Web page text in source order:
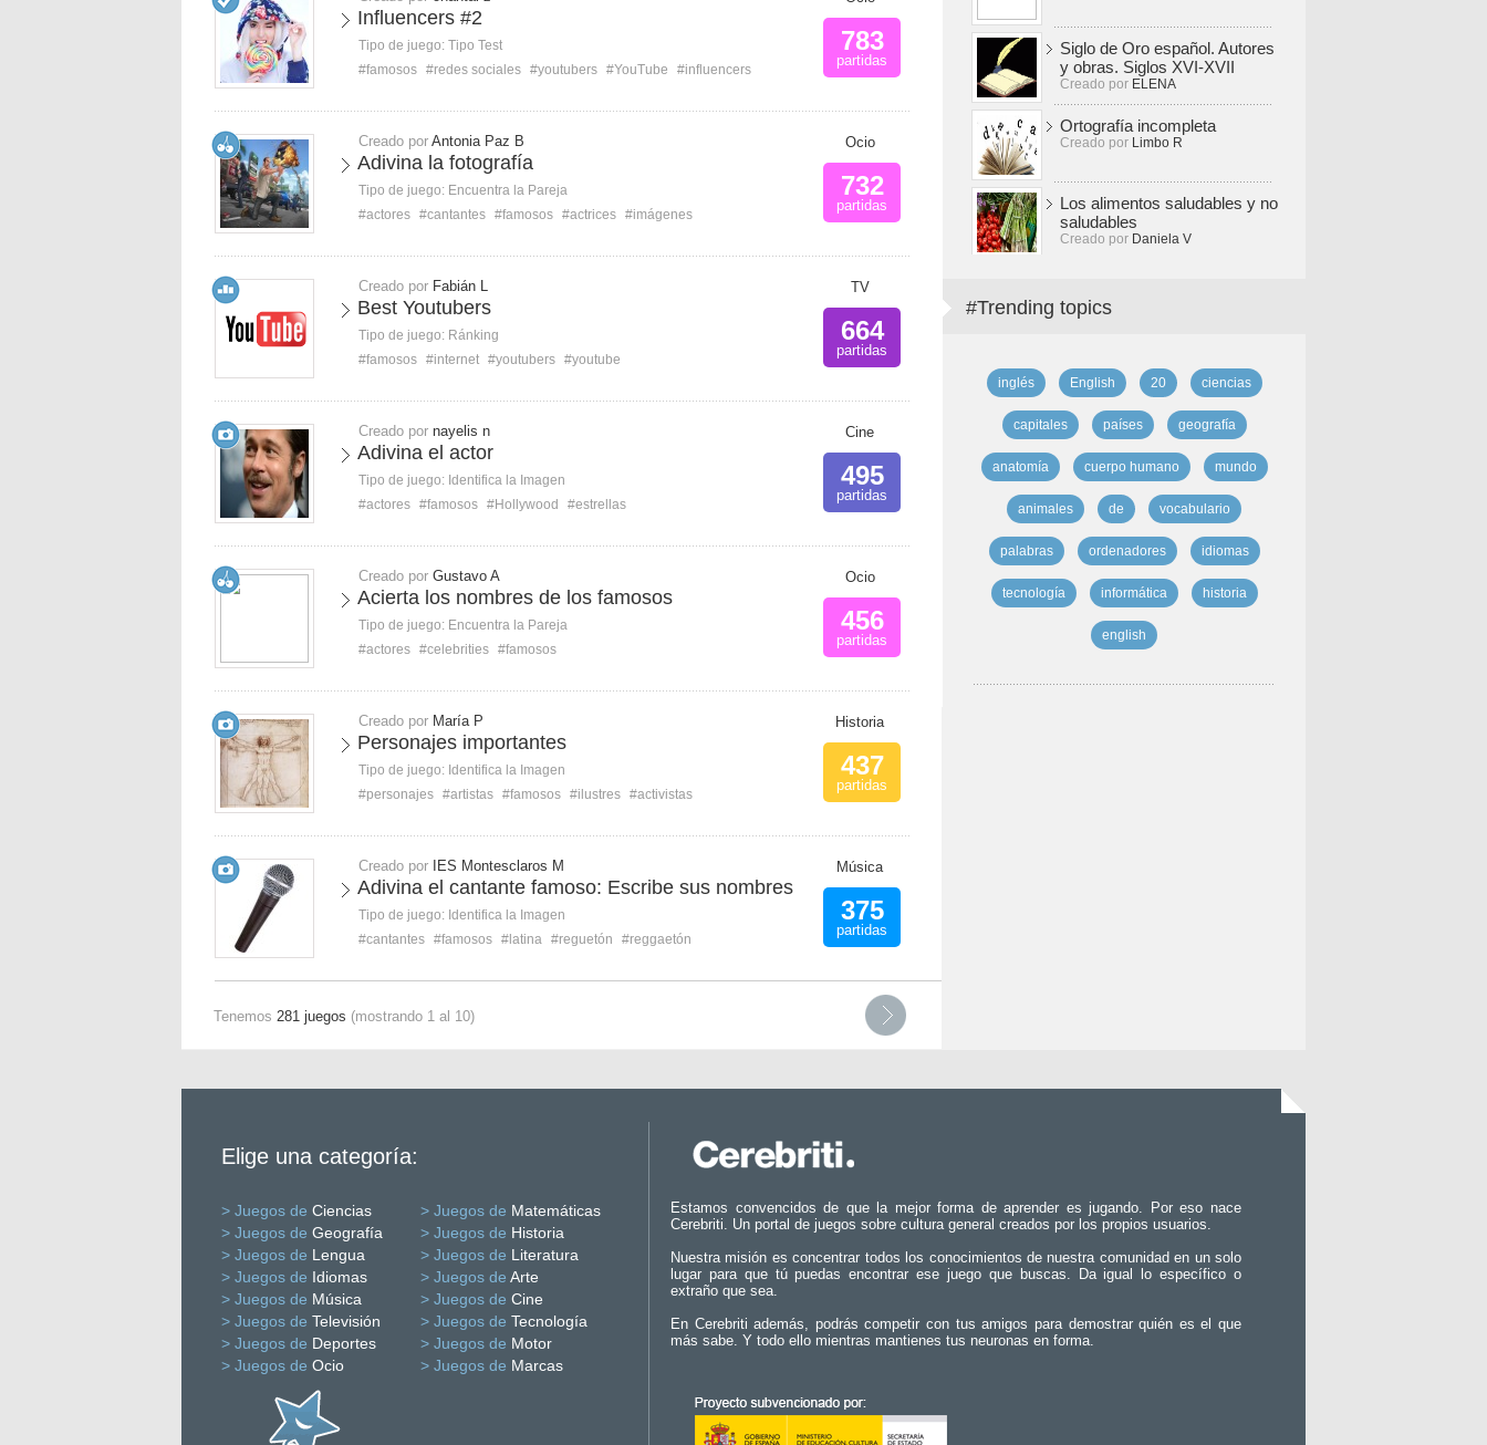
Influencers #2
Tipo de juego: Tipo Test
#famosos #redes sociales #youtubers #YouTube #influencers
783
partidas
Creado por Antonia Paz B
Adivina la fotografía
Tipo de juego: Encuentra la Pareja
#actores #cantantes #famosos #actrices #imágenes
Ocio
732
partidas
Creado por Fabián L
Best Youtubers
Tipo de juego: Ránking
#famosos #internet #youtubers #youtube
TV
664
partidas
Creado por nayelis n
Adivina el actor
Tipo de juego: Identifica la Imagen
#actores #famosos #Hollywood #estrellas
Cine
495
partidas
Creado por Gustavo A
Acierta los nombres de los famosos
Tipo de juego: Encuentra la Pareja
#actores #celebrities #famosos
Ocio
456
partidas
Creado por María P
Personajes importantes
Tipo de juego: Identifica la Imagen
#personajes #artistas #famosos #ilustres #activistas
Historia
437
partidas
Creado por IES Montesclaros M
Adivina el cantante famoso: Escribe sus nombres
Tipo de juego: Identifica la Imagen
#cantantes #famosos #latina #reguetón #reggaetón
Música
375
partidas
Tenemos 281 juegos (mostrando 1 al 10)
Siglo de Oro español. Autores
y obras. Siglos XVI-XVII
Creado por ELENA
Ortografía incompleta
Creado por Limbo R
Los alimentos saludables y no
saludables
Creado por Daniela V
#Trending topics
inglés English 20 ciencias
capitales países geografía
anatomía cuerpo humano mundo
animales de vocabulario
palabras ordenadores idiomas
tecnología informática historia
english
Elige una categoría:
> Juegos de Ciencias > Juegos de Matemáticas
> Juegos de Geografía > Juegos de Historia
> Juegos de Lengua > Juegos de Literatura
> Juegos de Idiomas > Juegos de Arte
> Juegos de Música > Juegos de Cine
> Juegos de Televisión > Juegos de Tecnología
> Juegos de Deportes > Juegos de Motor
> Juegos de Ocio > Juegos de Marcas
Estamos convencidos de que la mejor forma de aprender es jugando. Por eso nace
Cerebriti. Un portal de juegos sobre cultura general creados por los propios usuarios.
Nuestra misión es concentrar todos los conocimientos de nuestra comunidad en un solo
lugar para que tú puedas encontrar ese juego que buscas. Da igual lo específico o
extraño que sea.
En Cerebriti además, podrás competir con tus amigos para demostrar quién es el que
más sabe. Y todo ello mientras mantienes tus neuronas en forma.